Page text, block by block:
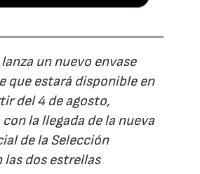
un nuevo envase
que estará disponible en
del 4 de agosto,
la llegada de la nueva
de la Selección
las dos estrellas